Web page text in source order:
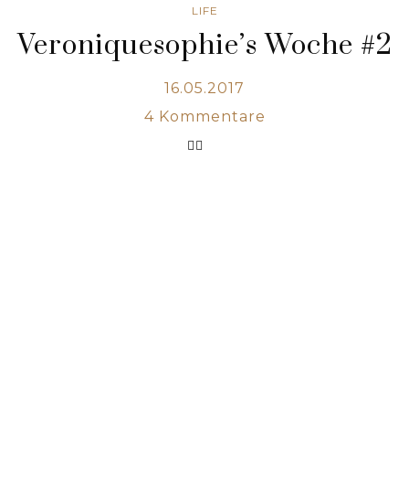
LIFE
Veroniquesophie’s Woche #2
16.05.2017
4Kommentare